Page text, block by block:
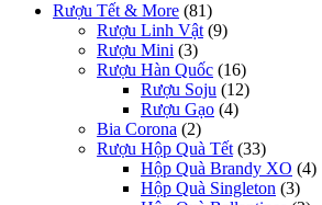
Rượu Tết & More (81)
Rượu Linh Vật (9)
Rượu Mini (3)
Rượu Hàn Quốc (16)
Rượu Soju (12)
Rượu Gạo (4)
Bia Corona (2)
Rượu Hộp Quà Tết (33)
Hộp Quà Brandy XO (4)
Hộp Quà Singleton (3)